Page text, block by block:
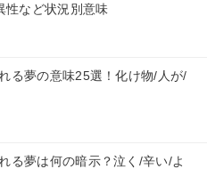
性など状況別意味
る夢の意味25選！化け物/人が/
る夢は何の暗示？泣く/辛い/よ